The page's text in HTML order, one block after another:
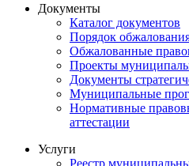
Документы
Каталог документов
Порядок
Обжалованные
Проекты
Документы
Муниципальные
Нормативные
аттестации
Услуги
Реестр